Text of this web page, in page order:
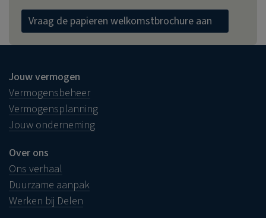
Vraag de papieren welkomstbrochure aan
Jouw vermogen
Vermogensbeheer
Vermogensplanning
Jouw onderneming
Over ons
Ons verhaal
Duurzame aanpak
Werken bij Delen